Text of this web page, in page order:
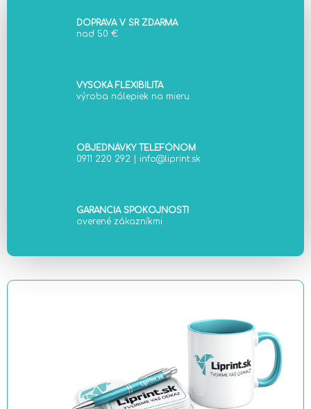
i
v
k
ý
p
u
i
e
DOPRAVA V SR ZDARMA
nad 50 €
VYSOKÁ FLEXIBILITA
výroba nálepiek na mieru
OBJEDNÁVKY TELEFÓNOM
0911 220 292
info@liprint.sk
GARANCIA SPOKOJNOSTI
overené zákazníkmi